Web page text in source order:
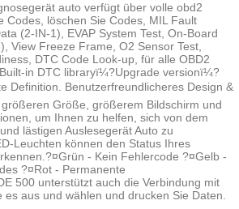
auto verfügt über volle obd2
Codes, löschen Sie Codes, MIL Fault
(2-IN-1), EVAP System Test, On-Board
View Freeze Frame, O2 Sensor Test,
DTC Code Look-up, für alle OBD2
in DTC libraryï¼?Upgrade versionï¼?
Definition. Benutzerfreundlicheres Design &
Größe, größerem Bildschirm und
um Ihnen zu helfen, sich von dem
lästigen Auslesegerät Auto zu
Leuchten können den Status Ihres
- Kein Fehlercode ?¤Gelb -
?¤Rot - Permanente
500 unterstützt auch die Verbindung mit
aus und wählen und drucken Sie Daten.